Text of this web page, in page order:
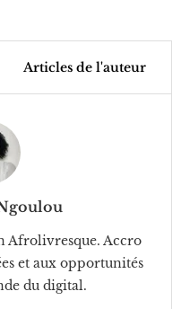
Articles de l'auteur
Afrolivresque. Accro
et aux opportunités
du digital.